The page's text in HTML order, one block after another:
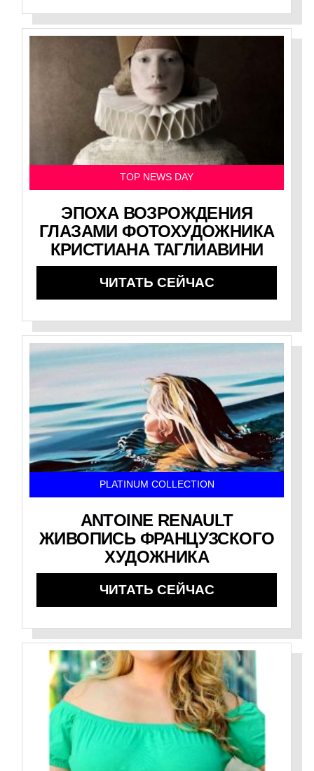
TOP NEWS DAY
ЭПОХА ВОЗРОЖДЕНИЯ
ГЛАЗАМИ ФОТОХУДОЖНИКА
КРИСТИАНА ТАГЛИАВИНИ
ЧИТАТЬ СЕЙЧАС
PLATINUM COLLECTION
ANTOINE RENAULT
ЖИВОПИСЬ ФРАНЦУЗСКОГО
ХУДОЖНИКА
ЧИТАТЬ СЕЙЧАС